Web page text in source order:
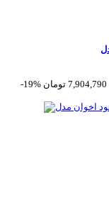
-19%
7,904,790 تومان